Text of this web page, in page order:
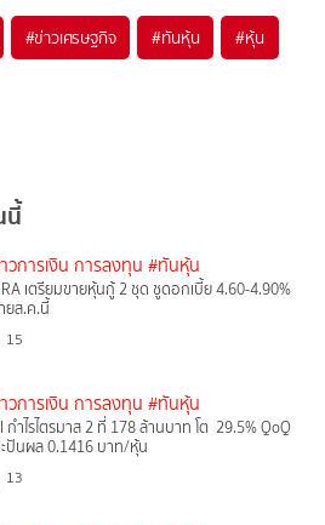
#ข่าวเศรษฐกิจ #ทันหุ้น #หุ้น
นี้
วการเงิน การลงทุน #ทันหุ้น
เตรียมขายหุ้นกู้ 2 ชุด ชูดอกเบี้ย 4.60-4.90%
ยส.ค.นี้
15
วการเงิน การลงทุน #ทันหุ้น
กำไรไตรมาส 2 ที่ 178 ล้านบาท โต 29.5% QoQ
ะปันผล 0.1416 บาท/หุ้น
13